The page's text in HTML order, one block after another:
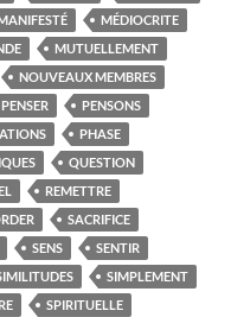
MÉDIOCRITE
MUTUELLEMENT
NOUVEAUX MEMBRES
PENSER
PENSONS
PHASE
QUESTION
REMETTRE
SACRIFICE
SENS
SENTIR
SIMPLEMENT
SPIRITUELLE